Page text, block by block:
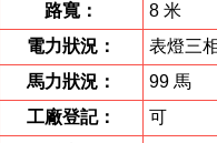
路寬：
8 米
電力狀況：
表燈三
馬力狀況：
99 馬
工廠登記：
可